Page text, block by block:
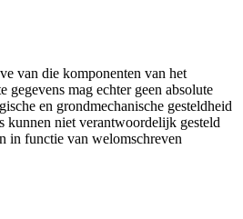
van die komponenten van het
mag echter geen absolute
en grondmechanische gesteldheid
kunnen niet verantwoordelijk gesteld
in functie van welomschreven